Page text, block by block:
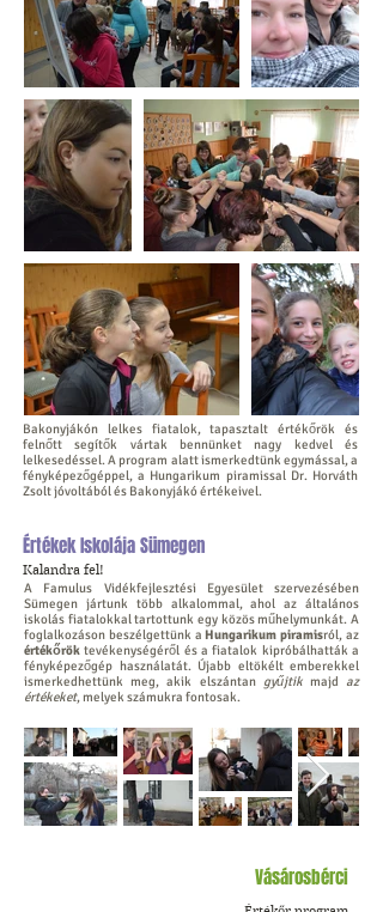
Bakonyjákón lelkes fiatalok, tapasztalt értékőrök és
felnőtt segítők vártak bennünket nagy kedvel és
lelkesedéssel. A program alatt ismerkedtünk egymással, a
fényképezőgéppel, a Hungarikum piramissal Dr. Horváth
Zsolt jóvoltából és Bakonyjákó értékeivel.
Kalandra fel!
Értékek Iskolája Sümegen
A Famulus Vidékfejlesztési Egyesület szervezésében
Sümegen jártunk több alkalommal, ahol az általános
iskolás fiatalokkal tartottunk egy közös műhelymunkát. A
foglalkozáson beszélgettünk aHungarikum piramisról, az
értékőrök tevékenységéről és a fiatalok kipróbálhatták a
fényképezőgép használatát. Újabb eltökélt emberekkel
ismerkedhettünk meg, akik elszántan gyűjtikmajd az
értékeket, melyek számukra fontosak.
Vásárosbérci